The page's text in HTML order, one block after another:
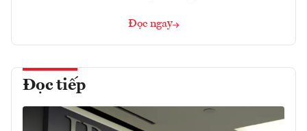
Đọc ngay
Đọc tiếp